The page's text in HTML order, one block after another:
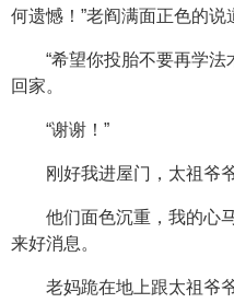
何遗憾！”老阎满面正色的说
“希望你投胎不要再学
回家。
“谢谢！”
刚好我进屋门，太祖爷
他们面色沉重，我的心
来好消息。
老妈跪在地上跟太祖爷